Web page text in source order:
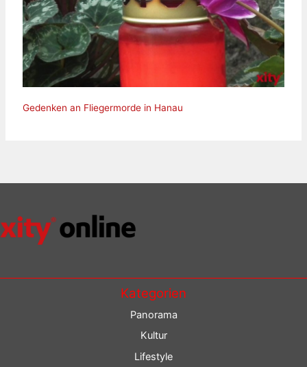
Gedenken an Fliegermorde in Hanau
Kategorien
Panorama
Kultur
Lifestyle